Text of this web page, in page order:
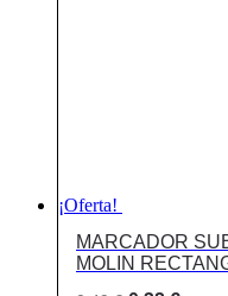
¡Oferta!
MARCADOR
MOLIN